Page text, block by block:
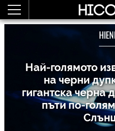
Най-голямото
на черни
гигантска черна
пъти по-